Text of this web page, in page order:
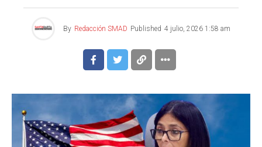
By Redacción SMAD Published 4 julio, 2026 1:58 am